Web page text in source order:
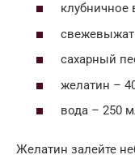
клубничное
сахарный
желатин –
вода – 250
Желатин залейте